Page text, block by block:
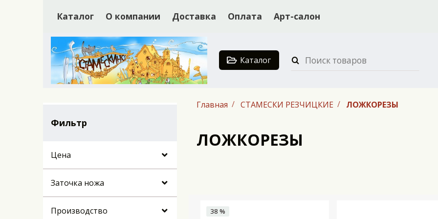
Каталог О компании Доставка Оплата Арт-салон
Каталог
Фильтр
Цена
Заточка ножа
Производство
Главная СТАМЕСКИ РЕЗЧИЦКИЕ ЛОЖКОРЕЗЫ
ЛОЖКОРЕЗЫ
38 %